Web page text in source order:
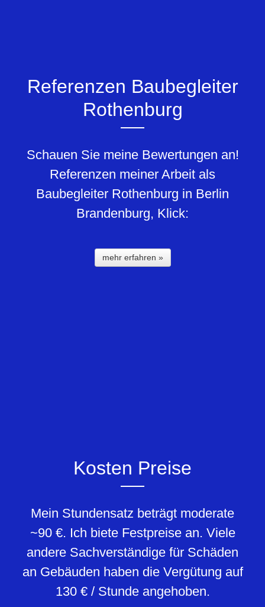
Referenzen Baubegleiter
Rothenburg
Schauen Sie meine Bewertungen an!
Referenzen meiner Arbeit als
Baubegleiter Rothenburg in Berlin
Brandenburg, Klick:
mehr erfahren »
Kosten Preise
Mein Stundensatz beträgt moderate
~90 €. Ich biete Festpreise an. Viele
andere Sachverständige für Schäden
an Gebäuden haben die Vergütung auf
130 € / Stunde angehoben.